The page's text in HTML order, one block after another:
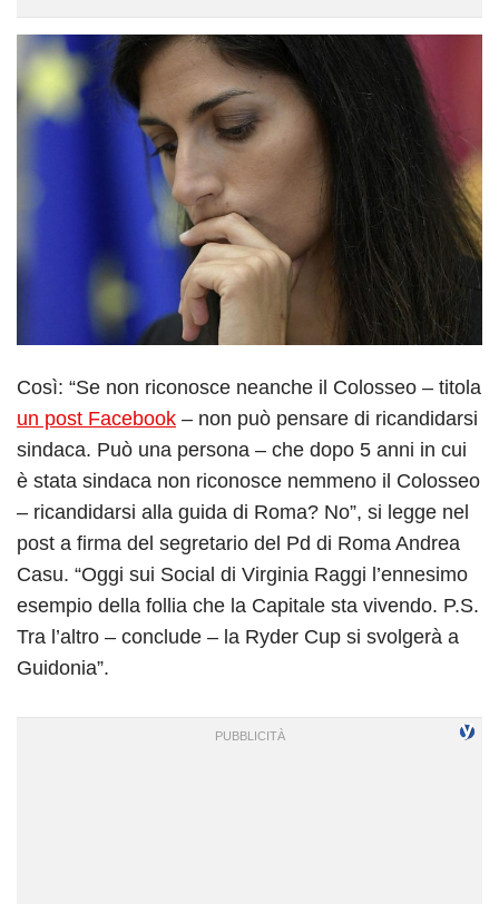
Così: “Se non riconosce neanche il Colosseo – titola
un post Facebook – non può pensare di ricandidarsi
sindaca. Può una persona – che dopo 5 anni in cui
è stata sindaca non riconosce nemmeno il Colosseo
– ricandidarsi alla guida di Roma? No”, si legge nel
post a firma del segretario del Pd di Roma Andrea
Casu. “Oggi sui Social di Virginia Raggi l’ennesimo
esempio della follia che la Capitale sta vivendo. P.S.
Tra l’altro – conclude – la Ryder Cup si svolgerà a
Guidonia”.